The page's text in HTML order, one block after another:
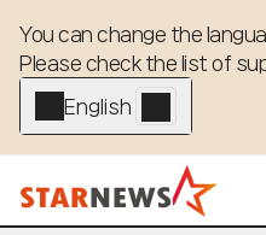
You can change the
Please check the list of
English - EN